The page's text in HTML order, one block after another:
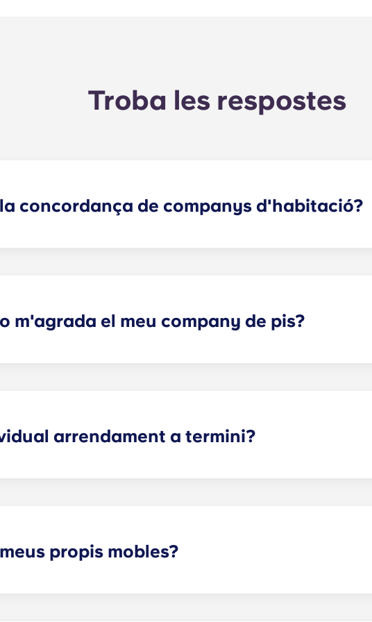
Troba les respostes
concordança de companys d'habitació?
m'agrada el meu company de pis?
arrendament a termini?
propis mobles?